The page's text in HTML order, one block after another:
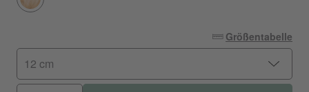
Größentabelle
12 cm